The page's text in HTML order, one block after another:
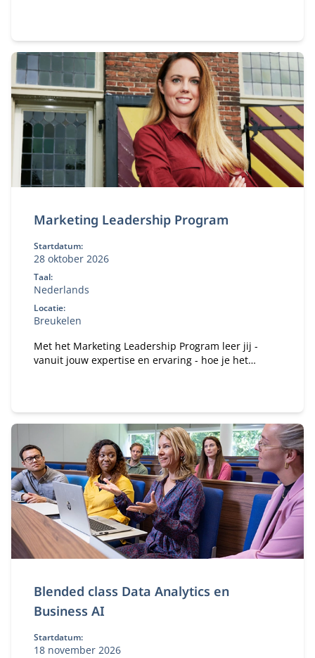
Marketing Leadership Program
Startdatum:
28 oktober 2026
Taal:
Nederlands
Locatie:
Breukelen
Met het Marketing Leadership Program leer jij -
vanuit jouw expertise en ervaring - hoe je het
Blended class Data Analytics en
Business AI
Startdatum:
18 november 2026